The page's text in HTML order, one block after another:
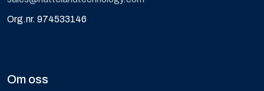
Org.nr. 974533146
Om oss